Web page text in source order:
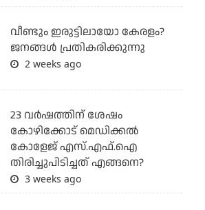
വീണ്ടും ഇരുട്ടിലായോ കേരളം?
ജനങ്ങൾ പ്രതികരിക്കുന്നു
2 weeks ago
23 വർഷത്തിന് ശേഷം
കോഴിക്കോട് മെഡിക്കൽ
കോളേജ് എസ്.എഫ്.ഐ
തിരിച്ചുപിടിച്ചത് എങ്ങനെ?
3 weeks ago